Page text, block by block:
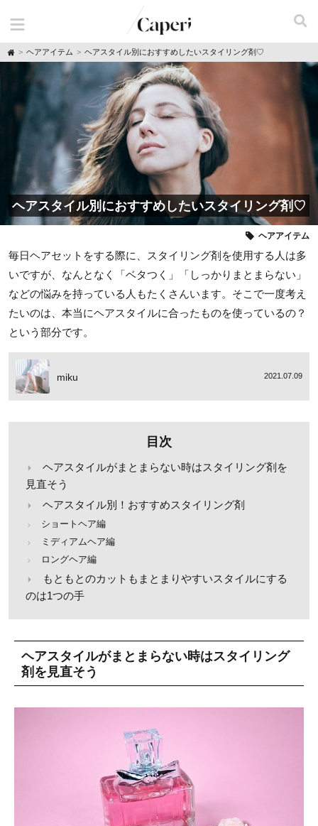
H
o
ヘアアイテム ヘアスタイル別におすすめしたいスタイリング剤♡
ヘアスタイル別におすすめしたいスタイリング剤♡
ヘアアイテム
毎日ヘアセットをする際に、スタイリング剤を使用する人は多
いですが、なんとなく「ベタつく」「しっかりまとまらない」
などの悩みを持っている人もたくさんいます。そこで一度考え
たいのは、本当にヘアスタイルに合ったものを使っているの？
という部分です。
miku 2021.07.09
目次
ヘアスタイルがまとまらない時はスタイリング剤を
見直そう
ヘアスタイル別！おすすめスタイリング剤
ショートヘア編
ミディアムヘア編
ロングヘア編
もともとのカットもまとまりやすいスタイルにする
のは1つの手
ヘアスタイルがまとまらない時はスタイリング
剤を見直そう